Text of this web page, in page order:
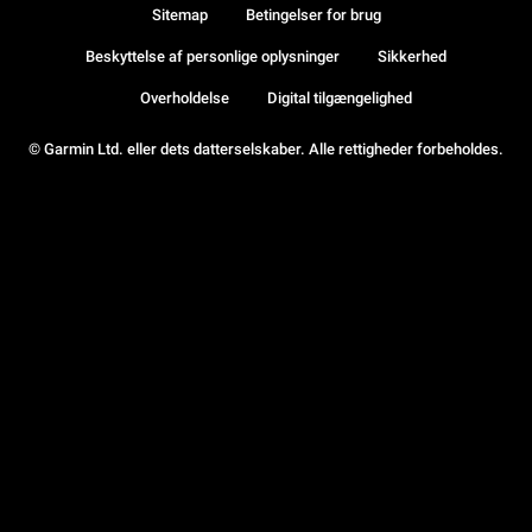
© Garmin Ltd. eller dets datterselskaber. Alle rettigheder forbeholdes.
Sitemap Betingelser for brug
Beskyttelse af personlige oplysninger Sikkerhed
Overholdelse Digital tilgængelighed